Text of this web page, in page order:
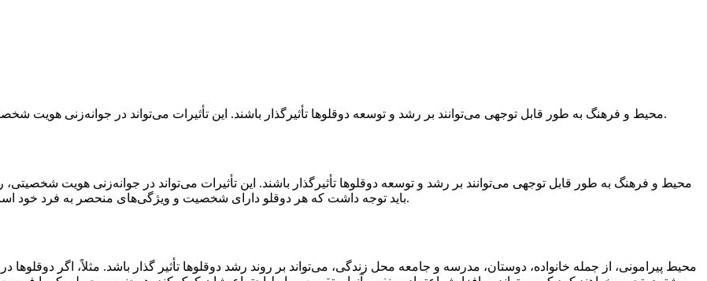
محیط و فرهنگ به طور قابل توجهی می‌توانند بر رشد و توسعه دوقلوها تأثیرگذار باشند. این تأثیرات می‌تواند در جوانه‌زنی هویت شخصیتی، روابط اجتماعی، تعاملات جمعی و تجربه زندگی آنها مشهود باشد.
محیط و فرهنگ به طور قابل توجهی می‌توانند بر رشد و توسعه دوقلوها تأثیرگذار باشند. این تأثیرات می‌تواند در جوانه‌زنی هویت شخصیتی،
باید توجه داشت که هر دوقلو دارای شخصیت و ویژگی‌های منحصر به فرد خود است و تأثیر محیط و فرهنگ بر آن‌ها ممکن است با یکدیگر متفاوت باشد.
محیط پیرامونی، از جمله خانواده، دوستان، مدرسه و جامعه محل زندگی، می‌تواند بر روند رشد دوقلوها تأثیر گذار باشد. مثلاً، اگر